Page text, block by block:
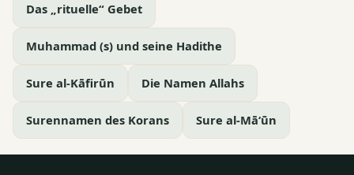
Das „rituelle“ Gebet
Muhammad (s) und seine Hadithe
Sure al-Kāfirūn Die Namen Allahs
Surennamen des Korans Sure al-Mā‘ūn